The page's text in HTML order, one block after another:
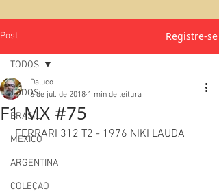
Post Registre-se
TODOS
BRASIL
MEXICO
ARGENTINA
COLEÇÃO
TODOS
F1 MX #75
Daluco
6 de jul. de 2018 1 min de leitura
FERRARI 312 T2 - 1976 NIKI LAUDA